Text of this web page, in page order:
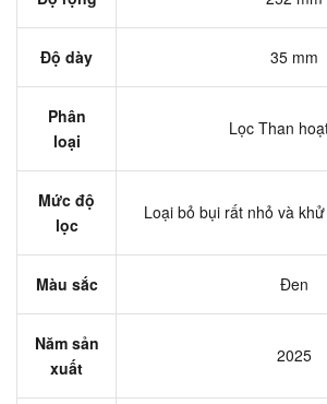
Độ dày 35 mm
Phân
loại
Lọc Than
Mức độ
lọc
Loại bỏ bụi rất nhỏ và
Màu sắc Đen
Năm sản
xuất
2025